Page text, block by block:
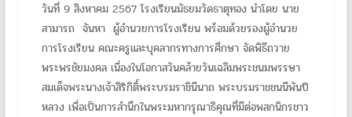
วันที่ 9 สิงหาคม 2567 โรงเรียนมัธยมวัดธาตุทอง นำโดย นาย
สามารถ จันหา ผู้อำนวยการโรงเรียน พร้อมด้วยรองผู้อำนวย
การโรงเรียน คณะครูและบุคลากรทางการศึกษา จัดพิธีถวาย
พระพรชัยมงคล เนื่องในโอกาสวันคล้ายวันเฉลิมพระชนมพรรษา
สมเด็จพระนางเจ้าสิริกิติ์พระบรมราชินีนาถ พระบรมราชชนนีพันปี
หลวง เพื่อเป็นการสำนึกในพระมหากรุณาธิคุณที่มีต่อพสกนิกรชาว